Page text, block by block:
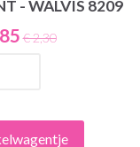
- WALVIS 8209
€ 2,30